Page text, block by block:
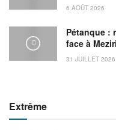
6 AOÛT 2026
Pétanque :
face à
31 JUILLET 2026
Extrême